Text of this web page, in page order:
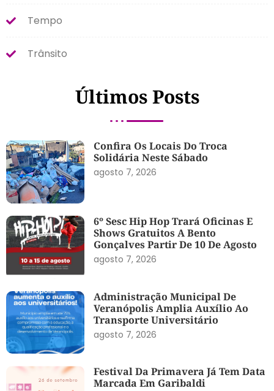
Tempo
Trânsito
Últimos Posts
Confira Os Locais Do Troca
Solidária Neste Sábado
agosto 7, 2026
6º Sesc Hip Hop Trará Oficinas E
Shows Gratuitos A Bento
Gonçalves Partir De 10 De Agosto
agosto 7, 2026
Administração Municipal De
Veranópolis Amplia Auxílio Ao
Transporte Universitário
agosto 7, 2026
Festival Da Primavera Já Tem Data
Marcada Em Garibaldi